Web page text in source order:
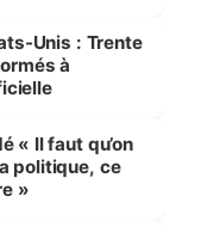
Unis : Trente
à
« Il faut qu’on
politique, ce
»